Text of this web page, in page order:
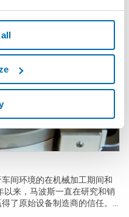
间环境的在机械加工期间和
来，马波斯一直在研究和销
了原始设备制造商的信任。